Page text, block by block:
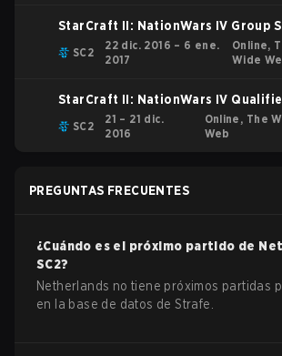
StarCraft II: NationWars IV Group
SC2
22 dic. 2016 – 6 ene.
2017
Online,
Wide
StarCraft II: NationWars IV
SC2
21 – 21 dic.
2016
Online, The
Web
PREGUNTAS FRECUENTES
¿Cuándo es el próximo partido de
SC2?
Netherlands no tiene próximos partidas
en la base de datos de Strafe.